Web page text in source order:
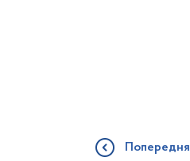
Попередня